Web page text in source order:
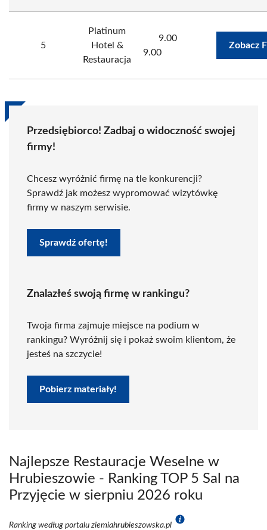
5
Platinum
Hotel &
Restauracja
9.00
9.00
Zobacz
Przedsiębiorco! Zadbaj o widoczność swojej
firmy!
Chcesz wyróżnić firmę na tle konkurencji?
Sprawdź jak możesz wypromować wizytówkę
firmy w naszym serwisie.
Sprawdź ofertę!
Znalazłeś swoją firmę w rankingu?
Twoja firma zajmuje miejsce na podium w
rankingu? Wyróżnij się i pokaż swoim klientom, że
jesteś na szczycie!
Pobierz materiały!
Najlepsze Restauracje Weselne w
Hrubieszowie - Ranking TOP 5 Sal na
Przyjęcie w sierpniu 2026 roku
Ranking według portalu ziemiahrubieszowska.pl